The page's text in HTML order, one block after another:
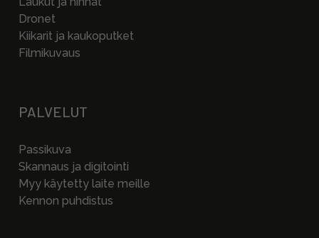
Dronet
Kiikarit ja kaukoputket
Filmikuvaus
PALVELUT
Passikuva
Skannaus ja digitointi
Myy käytetty laite meille
Kennon puhdistus